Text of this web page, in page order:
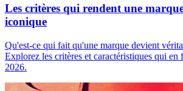
Les critères qui rendent une
iconique
Qu'est-ce qui fait qu'une marque devient
Explorez les critères et caractéristiques qui en
2026.